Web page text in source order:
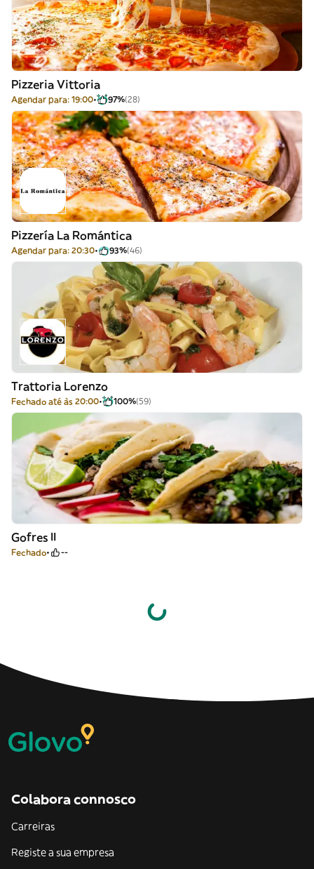
Pizzeria Vittoria
Agendar para: 19:00 97%(28)
Pizzería La Romántica
Agendar para: 20:30 93%(46)
Trattoria Lorenzo
Fechado até às 20:00 100%(59)
Gofres II
Fechado --
Colabora connosco
Carreiras
Registe a sua empresa